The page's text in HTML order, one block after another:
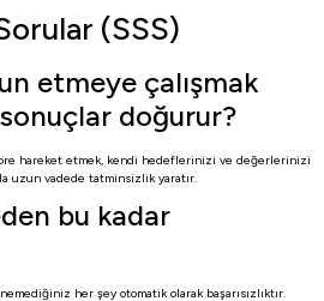
(SSS)
etmeye çalışmak
doğurur?
hareket etmek, kendi hedeflerinizi ve değerlerinizi
uzun vadede tatminsizlik yaratır.
bu kadar
her şey otomatik olarak başarısızlıktır.